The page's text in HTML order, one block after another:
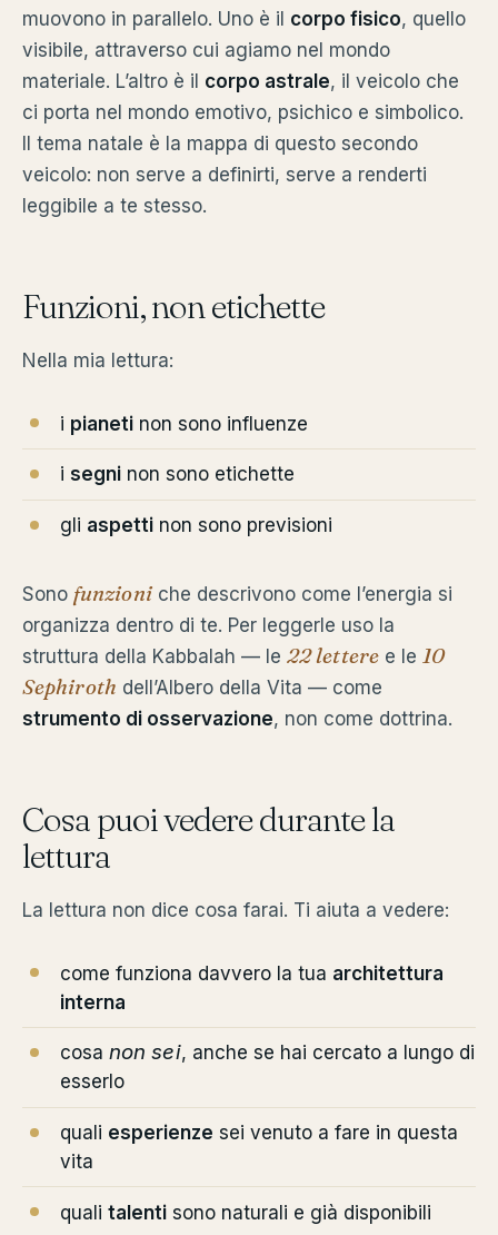
muovono in parallelo. Uno è il corpo fisico, quello
visibile, attraverso cui agiamo nel mondo
materiale. L’altro è il corpo astrale, il veicolo che
ci porta nel mondo emotivo, psichico e simbolico.
Il tema natale è la mappa di questo secondo
veicolo: non serve a definirti, serve a renderti
leggibile a te stesso.
Funzioni, non etichette
Nella mia lettura:
i pianeti non sono influenze
i segni non sono etichette
gli aspetti non sono previsioni
Sono funzioniche descrivono come l’energia si
organizza dentro di te. Per leggerle uso la
struttura della Kabbalah — le 22 letteree le 10
Sephiroth dell’Albero della Vita — come
strumento di osservazione, non come dottrina.
Cosa puoi vedere durante la
lettura
La lettura non dice cosa farai. Ti aiuta a vedere:
come funziona davvero la tua architettura
interna
cosa non sei, anche se hai cercato a lungo di
esserlo
quali esperienze sei venuto a fare in questa
vita
quali talenti sono naturali e già disponibili